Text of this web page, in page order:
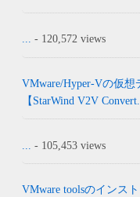
... - 120,572 views
VMware/Hyper-Vの仮
【StarWind V2V Convert...
- 105,453 views
VMware toolsのインス